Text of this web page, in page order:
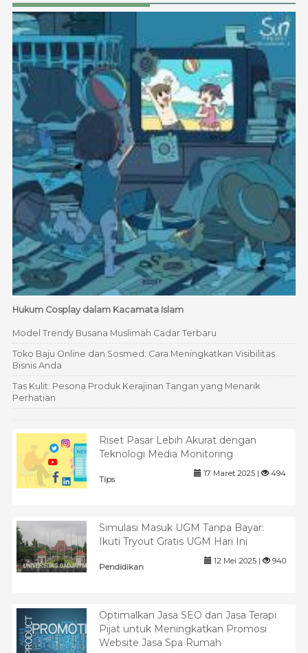
Hukum Cosplay dalam Kacamata Islam
Model Trendy Busana Muslimah Cadar Terbaru
Toko Baju Online dan Sosmed: Cara Meningkatkan Visibilitas
Bisnis Anda
Tas Kulit: Pesona Produk Kerajinan Tangan yang Menarik
Perhatian
Riset Pasar Lebih Akurat dengan
Teknologi Media Monitoring
Tips
17 Maret 2025 | 494
Simulasi Masuk UGM Tanpa Bayar:
Ikuti Tryout Gratis UGM Hari Ini
Pendidikan
12 Mei 2025 | 940
Optimalkan Jasa SEO dan Jasa Terapi
Pijat untuk Meningkatkan Promosi
Website Jasa Spa Rumah